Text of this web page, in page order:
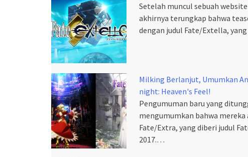
Setelah muncul sebuah
akhirnya terungkap bahwa
dengan judul Fate/Extella,
Milking Berlanjut, Umumkan
night: Heaven's Feel!
Pengumuman baru yang
mengumumkan bahwa
Fate/Extra, yang diberi judul
2017.…